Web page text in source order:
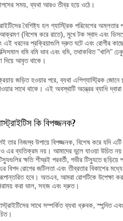
সময়, ব্যথা আরও তীব্র হয়ে ওঠে।
বৈশিষ্ট্য হল গ্যাস্ট্রিক পরিবেশের অম্লতার
(বিশেষ করে রাতে), মুখে টক স্বাদ এবং
এই ধরনের প্রক্রিয়াগুলি দ্রুত ঘটে এবং রোগীর
বমি বমি ভাব এবং বমি, তথাকথিত "খালি"
দিয়ে আবৃত থাকে।
জড়িত হওয়ার পরে, ব্যথা এপিগ্যাস্ট্রিক
সাথে থাকে। এই অবস্থাটি অন্ত্রের ব্যাধি
কি বিপজ্জনক?
তার নিজস্ব উপায়ে বিপজ্জনক, বিশেষ করে যদি
এর ব্যতিক্রম নয়। আমাদের ভুলে যাওয়া উচিত
ক্ষতি শীঘ্রই পরবর্তী, গভীর টিস্যুতে
বিপদ রোগের জটিলতা এবং তীব্রতার বিকাশের
হবে। অতএব, আমরা রোগটিকে উপেক্ষা
করা ভাল, সহজ এবং দ্রুত।
সাথে সম্পর্কিত ব্যথা ধ্রুবক, স্পন্দিত